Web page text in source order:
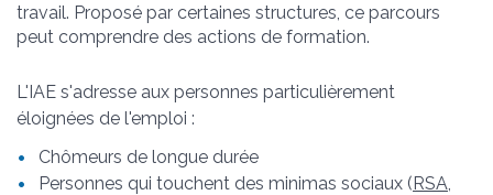
travail. Proposé par certaines structures, ce parcours
peut comprendre des actions de formation.
L'IAE s'adresse aux personnes particulièrement
éloignées de l'emploi :
Chômeurs de longue durée
Personnes qui touchent des minimas sociaux (RSA,